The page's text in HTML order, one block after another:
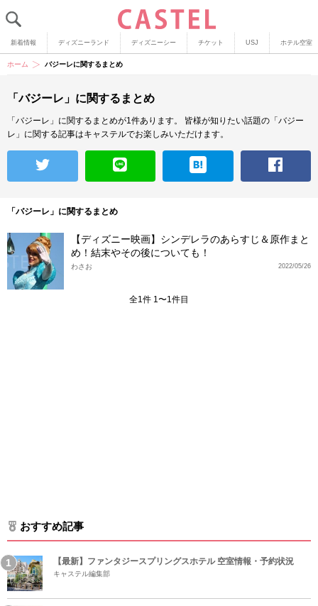
新着情報 ディズニーランド ディズニーシー チケット USJ ホテル空室
ホーム バジーレに関するまとめ
「バジーレ」に関するまとめ
「バジーレ」に関するまとめが1件あります。
皆様が知りたい話題の「バジー
レ」に関する記事はキャステルでお楽しみいただけます。
「バジーレ」に関するまとめ
【ディズニー映画】シンデレラのあらすじ＆原作まと
め！結末やその後についても！
2022/05/26
わさお
全1件 1〜1件目
おすすめ記事
【最新】ファンタジースプリングスホテル 空室情報・予約状況
キャステル編集部